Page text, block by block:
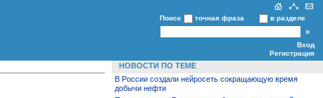
Поиск точная фраза в разделе
Вход
Регистрация
НОВОСТИ ПО ТЕМЕ
В России создали нейросеть сокращающую время
добычи нефти